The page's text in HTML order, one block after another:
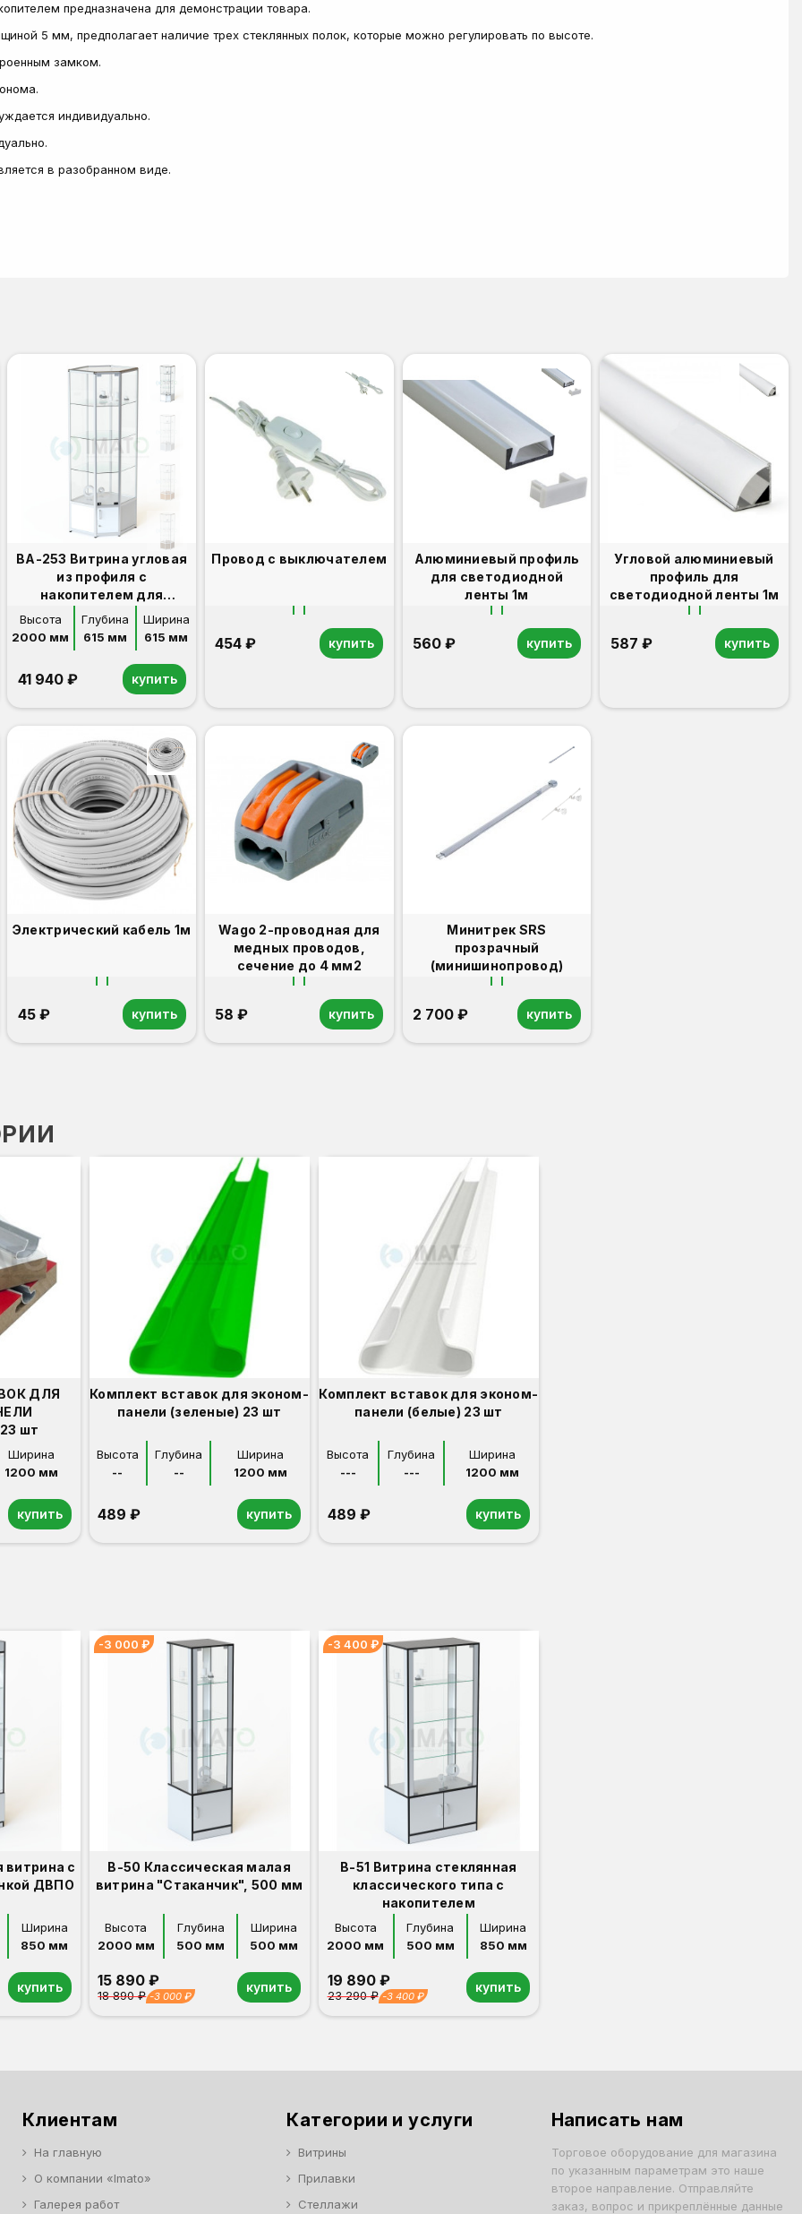
предназначена для демонстрации товара.
5 мм, предполагает наличие трех стеклянных полок, которые можно регулировать по высоте.
замком.
индивидуально.
в разобранном виде.
ВА-253 Витрина угловая
из профиля с
накопителем для
ВА-250,251
Высота
2000 мм
Глубина
615 мм
Ширина
615 мм
41 940 ₽ купить
Провод с выключателем
454 ₽ купить
Алюминиевый профиль
для светодиодной
ленты 1м
560 ₽ купить
Угловой алюминиевый
профиль для
светодиодной ленты 1м
587 ₽ купить
Электрический кабель 1м
45 ₽ купить
Wago 2-проводная для
медных проводов,
сечение до 4 мм2
58 ₽ купить
Минитрек SRS
прозрачный
(минишинопровод)
2 700 ₽ купить
ДЛЯ
шт
Ширина
1200 мм
купить
Комплект вставок для эконом-
панели (зеленые) 23 шт
Высота
--
Глубина
--
Ширина
1200 мм
489 ₽ купить
Комплект вставок для эконом-
панели (белые) 23 шт
Высота
---
Глубина
---
Ширина
1200 мм
489 ₽ купить
с
ДВПО
Ширина
850 мм
купить
-3 000 ₽
В-50 Классическая малая
витрина "Стаканчик", 500 мм
Высота
2000 мм
Глубина
500 мм
Ширина
500 мм
15 890 ₽
18 890 ₽ -3 000 ₽
купить
-3 400 ₽
В-51 Витрина стеклянная
классического типа с
накопителем
Высота
2000 мм
Глубина
500 мм
Ширина
850 мм
19 890 ₽
23 290 ₽ -3 400 ₽
купить
Клиентам
На главную
О компании «Imato»
Галерея работ
Категории и услуги
Витрины
Прилавки
Стеллажи
Написать нам
Торговое оборудование для магазина
по указанным параметрам это наше
второе направление. Отправляйте
заказ, вопрос и прикреплённые данные